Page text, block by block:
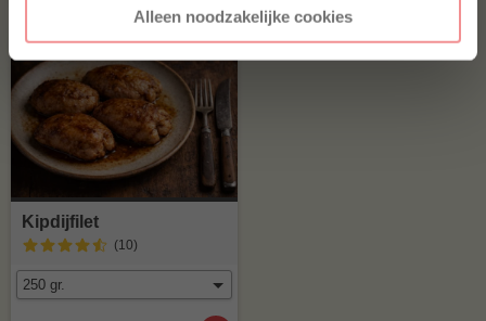
Alleen noodzakelijke cookies
Kipdijfilet
(10)